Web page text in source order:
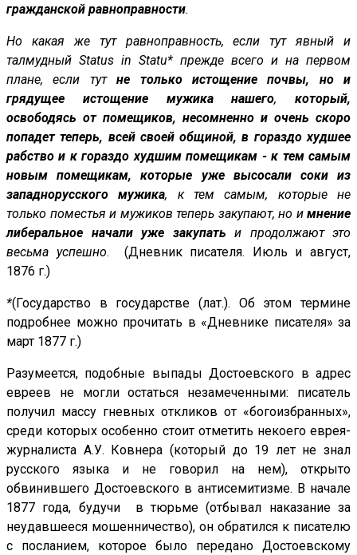
гражданской равноправности.
Но какая же тут равноправность, если тут явный и
талмудный Status in Statu* прежде всего и на первом
плане, если тутне только истощение почвы, но и
грядущее истощение мужика нашего, который,
освободясь от помещиков, несомненно и очень скоро
попадет теперь, всей своей общиной, в гораздо худшее
рабство и к гораздо худшим помещикам - к тем самым
новым помещикам, которые уже высосали соки из
западнорусского мужика, к тем самым, которые не
только поместья и мужиков теперь закупают, но и мнение
либеральное начали уже закупать и продолжают это
весьма успешно. (Дневник писателя. Июль и август,
1876 г.)
*(Государство в государстве (лат.). Об этом термине
подробнее можно прочитать в «Дневнике писателя» за
март 1877 г.)
Разумеется, подобные выпады Достоевского в адрес
евреев не могли остаться незамеченными: писатель
получил массу гневных откликов от «богоизбранных»,
среди которых особенно стоит отметить некоего еврея-
журналиста А.У. Ковнера (который до 19 лет не знал
русского языка и не говорил на нем), открыто
обвинившего Достоевского в антисемитизме. В начале
1877 года, будучи в тюрьме (отбывал наказание за
неудавшееся мошенничество), он обратился к писателю
с посланием, которое было передано Достоевскому